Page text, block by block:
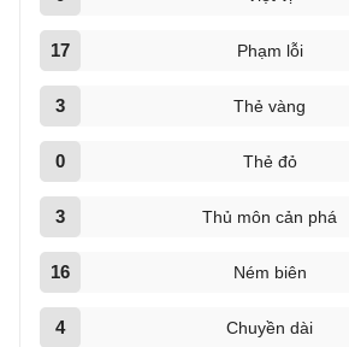
17 Phạm lỗi
3 Thẻ vàng
0 Thẻ đỏ
3 Thủ môn cản phá
16 Ném biên
4 Chuyền dài